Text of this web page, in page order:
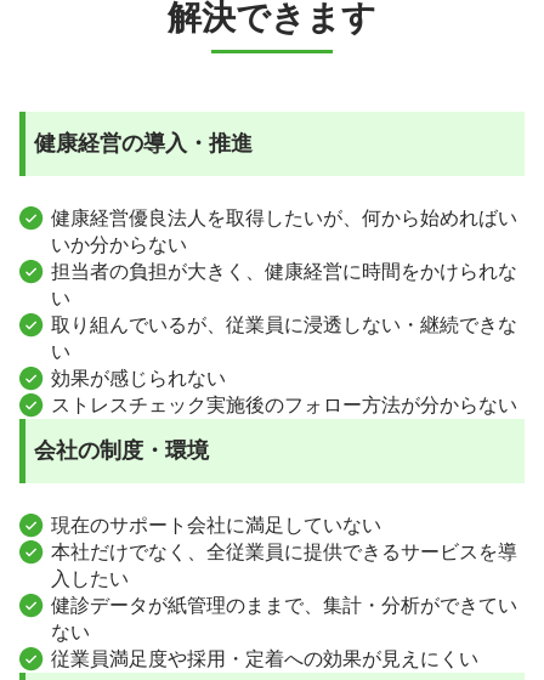
解決できます
健康経営の導入・推進
健康経営優良法人を取得したいが、何から始めればい
いか分からない
担当者の負担が大きく、健康経営に時間をかけられな
い
取り組んでいるが、従業員に浸透しない・継続できな
い
効果が感じられない
ストレスチェック実施後のフォロー方法が分からない
会社の制度・環境
現在のサポート会社に満足していない
本社だけでなく、全従業員に提供できるサービスを導
入したい
健診データが紙管理のままで、集計・分析ができてい
ない
従業員満足度や採用・定着への効果が見えにくい